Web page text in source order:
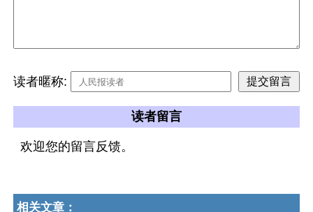
读者暱称:
读者留言
欢迎您的留言反馈。
相关文章：